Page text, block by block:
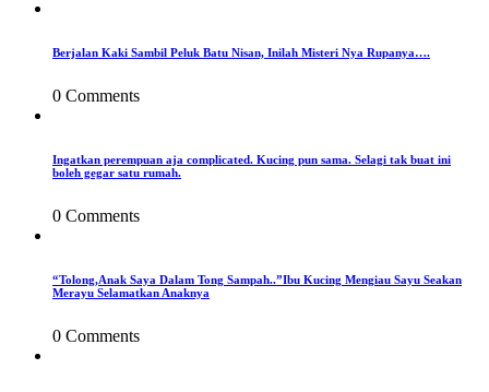
Berjalan Kaki Sambil Peluk Batu Nisan, Inilah Misteri Nya Rupanya….
0 Comments
Ingatkan perempuan aja complicated. Kucing pun sama. Selagi tak buat ini
boleh gegar satu rumah.
0 Comments
“Tolong,Anak Saya Dalam Tong Sampah..”Ibu Kucing Mengiau Sayu Seakan
Merayu Selamatkan Anaknya
0 Comments